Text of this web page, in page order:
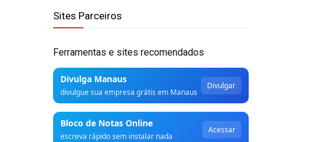
Sites Parceiros
Ferramentas e sites recomendados
Divulga Manaus
divulgue sua empresa grátis em Manaus
Divulgar
Bloco de Notas Online
escreva rápido sem instalar nada
Acessar